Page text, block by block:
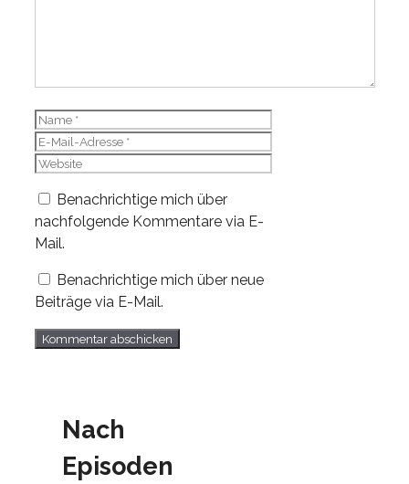
Name
E-
Mail-
Website
Benachrichtige mich über
nachfolgende Kommentare via E-
Mail.
Benachrichtige mich über neue
Beiträge via E-Mail.
Nach
Episoden